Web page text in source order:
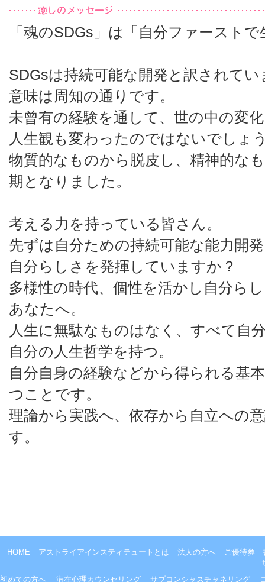
「魂のSDGs」は「自分ファースト
SDGsは持続可能な開発と訳されてい
意味は周知の通りです。
未曾有の経験を通して、世の中の変
人生観も変わったのではないでしょ
物質的なものから脱皮し、精神的な
期となりました。
考える力を持っている皆さん。
先ずは自分ための持続可能な能力開
自分らしさを発揮していますか？
多様性の時代、個性を活かし自分ら
あなたへ。
人生に無駄なものはなく、すべて自
自分の人生哲学を持つ。
自分自身の経験などから得られる基
つことです。
理論から実践へ、依存から自立への
す。
HOME アストライアインスティテュートとは 法人の方へ ご優待券
初めての方へ 潜在心理カウンセリング サブコンシャスチャネリング